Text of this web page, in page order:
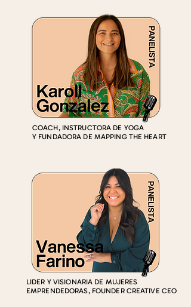
COACH, INSTRUCTORA DE YOGA
Y FUNDADORA DE MAPPING THE HEART
LIDER Y VISIONARIA DE MUJERES
EMPRENDEDORAS, FOUNDER CREATIVE CEO